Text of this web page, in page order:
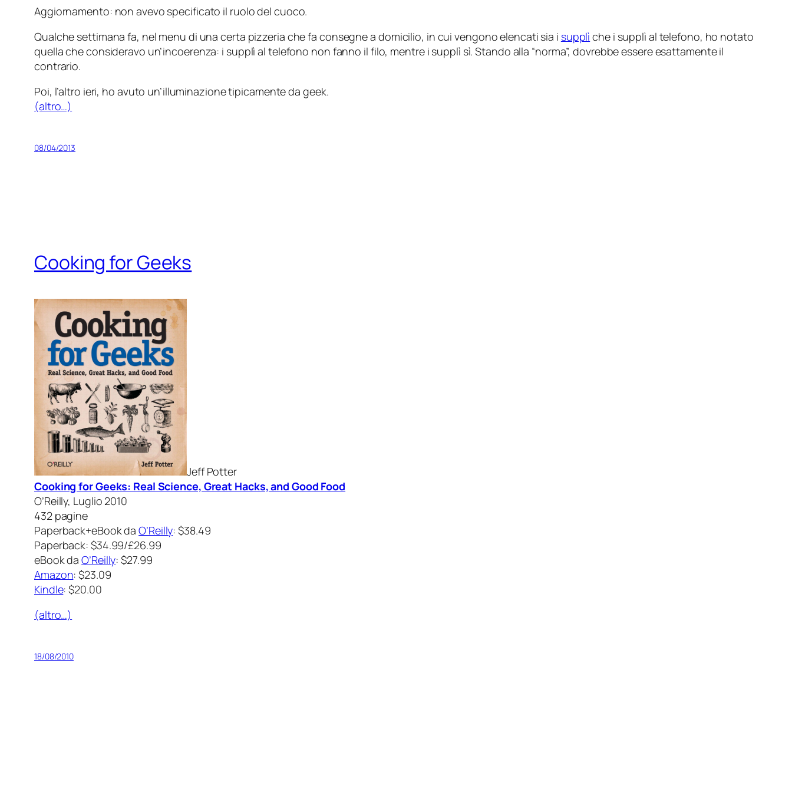
Aggiornamento: non avevo specificato il ruolo del cuoco.
Qualche settimana fa, nel menu di una certa pizzeria che fa consegne a domicilio, in cui vengono elencati sia i supplì che i supplì al telefono, ho notato
quella che consideravo un’incoerenza: i supplì al telefono non fanno il filo, mentre i supplì sì. Stando alla “norma”, dovrebbe essere esattamente il
contrario.
Poi, l’altro ieri, ho avuto un’illuminazione tipicamente da geek.
(altro…)
08/04/2013
Cooking for Geeks
Jeff Potter
Cooking for Geeks: Real Science, Great Hacks, and Good Food
O’Reilly, Luglio 2010
432 pagine
Paperback+eBook daO’Reilly: $38.49
Paperback: $34.99/£26.99
eBook daO’Reilly: $27.99
Amazon: $23.09
Kindle: $20.00
(altro…)
18/08/2010